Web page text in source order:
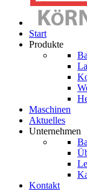
Start
Produkte
Maschinen
Aktuelles
Unternehmen
Kontakt